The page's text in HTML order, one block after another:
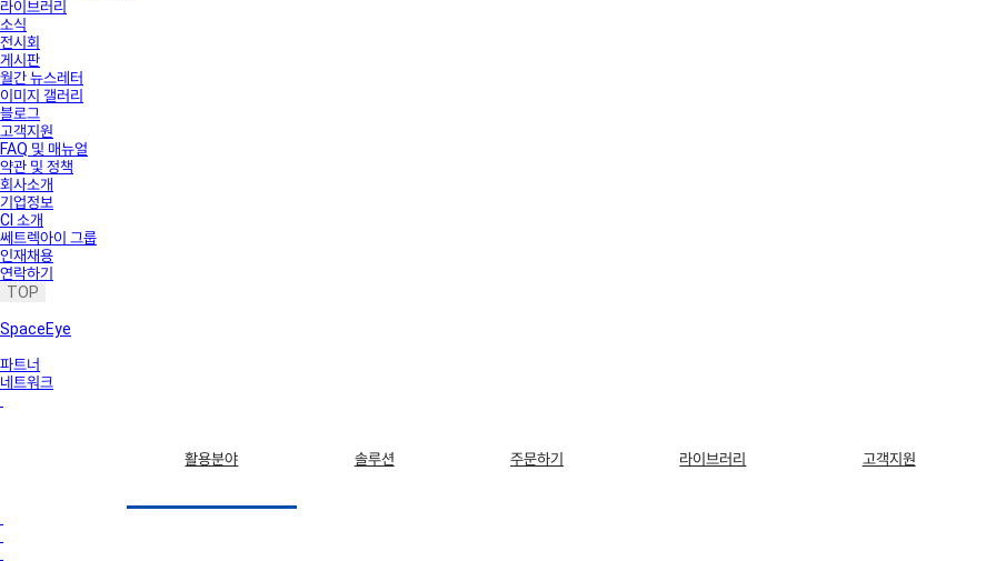
라이브러리
소식
전시회
게시판
월간 뉴스레터
이미지 갤러리
블로그
고객지원
FAQ 및 매뉴얼
약관 및 정책
회사소개
기업정보
CI 소개
쎄트렉아이 그룹
인재채용
연락하기
TOP
SpaceEye
파트너
네트워크
활용분야 솔루션 주문하기 라이브러리 고객지원